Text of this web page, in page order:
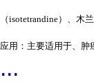
（isotetrandine）、木
应用：主要适用于、肿
...